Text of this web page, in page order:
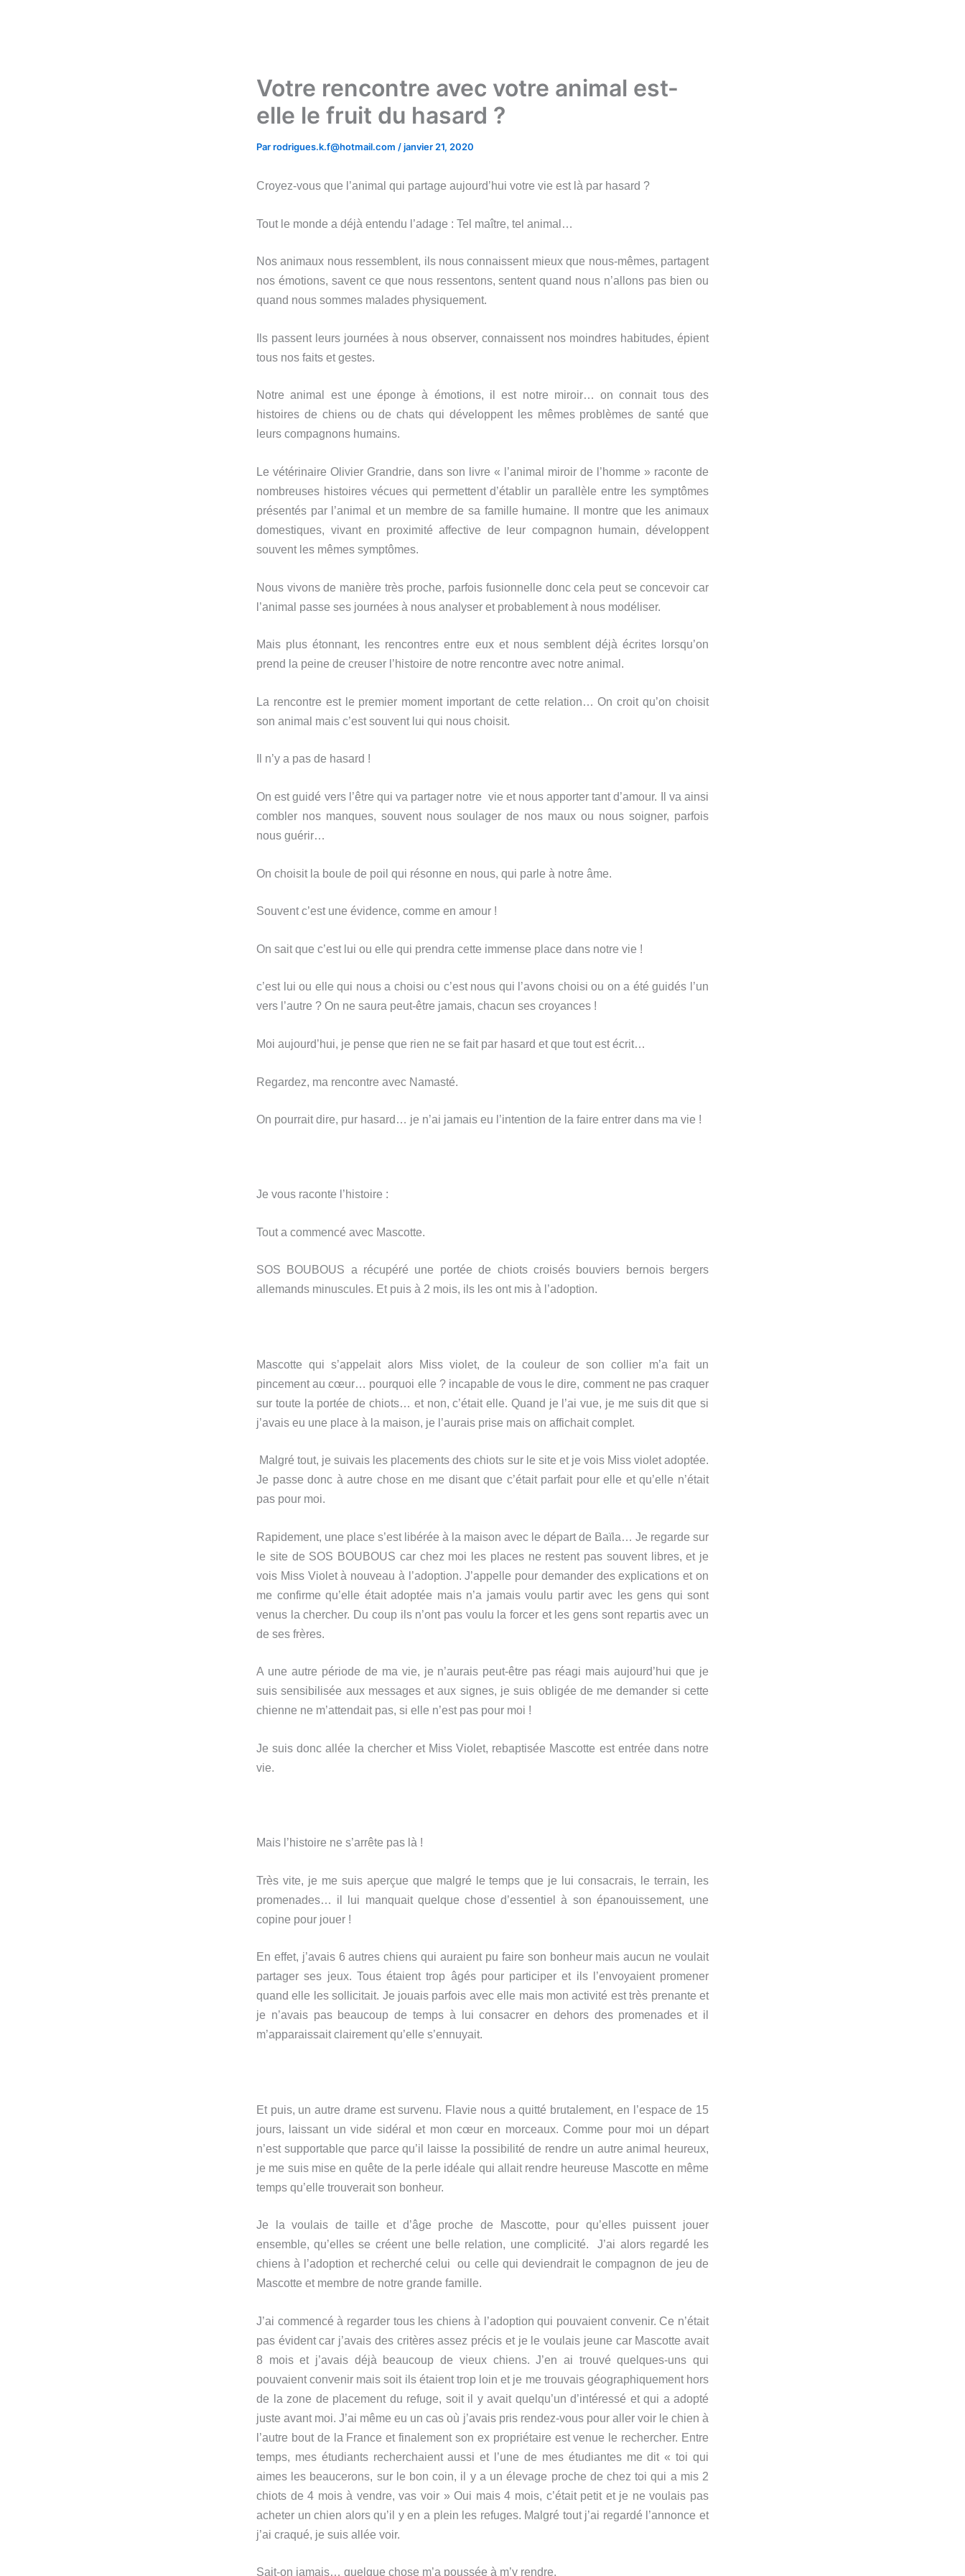
Votre rencontre avec votre animal est-
elle le fruit du hasard ?
Parrodrigues.k.f@hotmail.com /janvier 21, 2020
Croyez-vous que l’animal qui partage aujourd’hui votre vie est là par hasard ?
Tout le monde a déjà entendu l’adage : Tel maître, tel animal…
Nos animaux nous ressemblent, ils nous connaissent mieux que nous-mêmes, partagent
nos émotions, savent ce que nous ressentons, sentent quand nous n’allons pas bien ou
quand nous sommes malades physiquement.
Ils passent leurs journées à nous observer, connaissent nos moindres habitudes, épient
tous nos faits et gestes.
Notre animal est une éponge à émotions, il est notre miroir… on connait tous des
histoires de chiens ou de chats qui développent les mêmes problèmes de santé que
leurs compagnons humains.
Le vétérinaire Olivier Grandrie, dans son livre « l’animal miroir de l’homme » raconte de
nombreuses histoires vécues qui permettent d’établir un parallèle entre les symptômes
présentés par l’animal et un membre de sa famille humaine. Il montre que les animaux
domestiques, vivant en proximité affective de leur compagnon humain, développent
souvent les mêmes symptômes.
Nous vivons de manière très proche, parfois fusionnelle donc cela peut se concevoir car
l’animal passe ses journées à nous analyser et probablement à nous modéliser.
Mais plus étonnant, les rencontres entre eux et nous semblent déjà écrites lorsqu’on
prend la peine de creuser l’histoire de notre rencontre avec notre animal.
La rencontre est le premier moment important de cette relation… On croit qu’on choisit
son animal mais c’est souvent lui qui nous choisit.
Il n’y a pas de hasard !
On est guidé vers l’être qui va partager notre vie et nous apporter tant d’amour. Il va ainsi
combler nos manques, souvent nous soulager de nos maux ou nous soigner, parfois
nous guérir…
On choisit la boule de poil qui résonne en nous, qui parle à notre âme.
Souvent c’est une évidence, comme en amour !
On sait que c’est lui ou elle qui prendra cette immense place dans notre vie !
c’est lui ou elle qui nous a choisi ou c’est nous qui l’avons choisi ou on a été guidés l’un
vers l’autre ? On ne saura peut-être jamais, chacun ses croyances !
Moi aujourd’hui, je pense que rien ne se fait par hasard et que tout est écrit…
Regardez, ma rencontre avec Namasté.
On pourrait dire, pur hasard… je n’ai jamais eu l’intention de la faire entrer dans ma vie !
Je vous raconte l’histoire :
Tout a commencé avec Mascotte.
SOS BOUBOUS a récupéré une portée de chiots croisés bouviers bernois bergers
allemands minuscules. Et puis à 2 mois, ils les ont mis à l’adoption.
Mascotte qui s’appelait alors Miss violet, de la couleur de son collier m’a fait un
pincement au cœur… pourquoi elle ? incapable de vous le dire, comment ne pas craquer
sur toute la portée de chiots… et non, c’était elle. Quand je l’ai vue, je me suis dit que si
j’avais eu une place à la maison, je l’aurais prise mais on affichait complet.
Malgré tout, je suivais les placements des chiots sur le site et je vois Miss violet adoptée.
Je passe donc à autre chose en me disant que c’était parfait pour elle et qu’elle n’était
pas pour moi.
Rapidement, une place s’est libérée à la maison avec le départ de Baïla… Je regarde sur
le site de SOS BOUBOUS car chez moi les places ne restent pas souvent libres, et je
vois Miss Violet à nouveau à l’adoption. J’appelle pour demander des explications et on
me confirme qu’elle était adoptée mais n’a jamais voulu partir avec les gens qui sont
venus la chercher. Du coup ils n’ont pas voulu la forcer et les gens sont repartis avec un
de ses frères.
A une autre période de ma vie, je n’aurais peut-être pas réagi mais aujourd’hui que je
suis sensibilisée aux messages et aux signes, je suis obligée de me demander si cette
chienne ne m’attendait pas, si elle n’est pas pour moi !
Je suis donc allée la chercher et Miss Violet, rebaptisée Mascotte est entrée dans notre
vie.
Mais l’histoire ne s’arrête pas là !
Très vite, je me suis aperçue que malgré le temps que je lui consacrais, le terrain, les
promenades… il lui manquait quelque chose d’essentiel à son épanouissement, une
copine pour jouer !
En effet, j’avais 6 autres chiens qui auraient pu faire son bonheur mais aucun ne voulait
partager ses jeux. Tous étaient trop âgés pour participer et ils l’envoyaient promener
quand elle les sollicitait. Je jouais parfois avec elle mais mon activité est très prenante et
je n’avais pas beaucoup de temps à lui consacrer en dehors des promenades et il
m’apparaissait clairement qu’elle s’ennuyait.
Et puis, un autre drame est survenu. Flavie nous a quitté brutalement, en l’espace de 15
jours, laissant un vide sidéral et mon cœur en morceaux. Comme pour moi un départ
n’est supportable que parce qu’il laisse la possibilité de rendre un autre animal heureux,
je me suis mise en quête de la perle idéale qui allait rendre heureuse Mascotte en même
temps qu’elle trouverait son bonheur.
Je la voulais de taille et d’âge proche de Mascotte, pour qu’elles puissent jouer
ensemble, qu’elles se créent une belle relation, une complicité. J’ai alors regardé les
chiens à l’adoption et recherché celui ou celle qui deviendrait le compagnon de jeu de
Mascotte et membre de notre grande famille.
J’ai commencé à regarder tous les chiens à l’adoption qui pouvaient convenir. Ce n’était
pas évident car j’avais des critères assez précis et je le voulais jeune car Mascotte avait
8 mois et j’avais déjà beaucoup de vieux chiens. J’en ai trouvé quelques-uns qui
pouvaient convenir mais soit ils étaient trop loin et je me trouvais géographiquement hors
de la zone de placement du refuge, soit il y avait quelqu’un d’intéressé et qui a adopté
juste avant moi. J’ai même eu un cas où j’avais pris rendez-vous pour aller voir le chien à
l’autre bout de la France et finalement son ex propriétaire est venue le rechercher. Entre
temps, mes étudiants recherchaient aussi et l’une de mes étudiantes me dit « toi qui
aimes les beaucerons, sur le bon coin, il y a un élevage proche de chez toi qui a mis 2
chiots de 4 mois à vendre, vas voir » Oui mais 4 mois, c’était petit et je ne voulais pas
acheter un chien alors qu’il y en a plein les refuges. Malgré tout j’ai regardé l’annonce et
j’ai craqué, je suis allée voir.
Sait-on jamais… quelque chose m’a poussée à m’y rendre.